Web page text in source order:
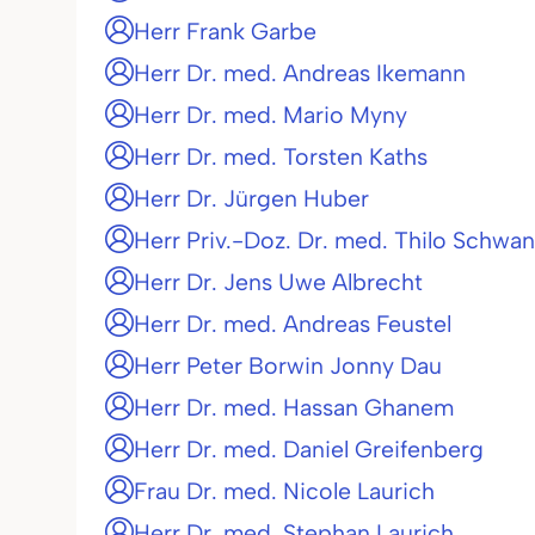
Herr Frank Garbe
Herr Dr. med. Andreas Ikemann
Herr Dr. med. Mario Myny
Herr Dr. med. Torsten Kaths
Herr Dr. Jürgen Huber
Herr Priv.-Doz. Dr. med. Thilo
Herr Dr. Jens Uwe Albrecht
Herr Dr. med. Andreas Feustel
Herr Peter Borwin Jonny Dau
Herr Dr. med. Hassan Ghanem
Herr Dr. med. Daniel Greifenberg
Frau Dr. med. Nicole Laurich